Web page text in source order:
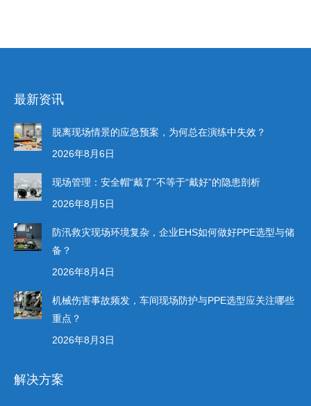
最新资讯
脱离现场情景的应急预案，为何总在演练中失效？
2026年8月6日
现场管理：安全帽“戴了”不等于“戴好”的隐患剖析
2026年8月5日
防汛救灾现场环境复杂，企业EHS如何做好PPE选型与储
备？
2026年8月4日
机械伤害事故频发，车间现场防护与PPE选型应关注哪些
重点？
2026年8月3日
解决方案